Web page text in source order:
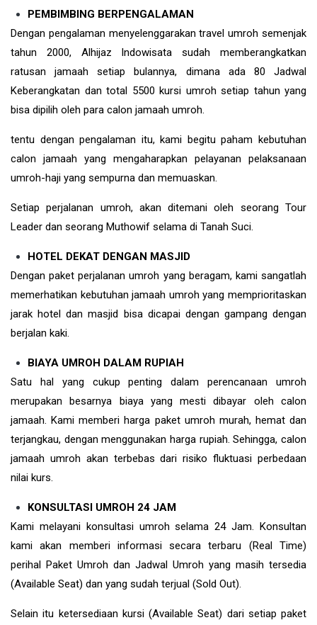
PEMBIMBING BERPENGALAMAN
Dengan pengalaman menyelenggarakan travel umroh semenjak
tahun 2000, Alhijaz Indowisata sudah memberangkatkan
ratusan jamaah setiap bulannya, dimana ada 80 Jadwal
Keberangkatan dan total 5500 kursi umroh setiap tahun yang
bisa dipilih oleh para calon jamaah umroh.
tentu dengan pengalaman itu, kami begitu paham kebutuhan
calon jamaah yang mengaharapkan pelayanan pelaksanaan
umroh-haji yang sempurna dan memuaskan.
Setiap perjalanan umroh, akan ditemani oleh seorang Tour
Leader dan seorang Muthowif selama di Tanah Suci.
HOTEL DEKAT DENGAN MASJID
Dengan paket perjalanan umroh yang beragam, kami sangatlah
memerhatikan kebutuhan jamaah umroh yang memprioritaskan
jarak hotel dan masjid bisa dicapai dengan gampang dengan
berjalan kaki.
BIAYA UMROH DALAM RUPIAH
Satu hal yang cukup penting dalam perencanaan umroh
merupakan besarnya biaya yang mesti dibayar oleh calon
jamaah. Kami memberi harga paket umroh murah, hemat dan
terjangkau, dengan menggunakan harga rupiah. Sehingga, calon
jamaah umroh akan terbebas dari risiko fluktuasi perbedaan
nilai kurs.
KONSULTASI UMROH 24 JAM
Kami melayani konsultasi umroh selama 24 Jam. Konsultan
kami akan memberi informasi secara terbaru (Real Time)
perihal Paket Umroh dan Jadwal Umroh yang masih tersedia
(Available Seat) dan yang sudah terjual (Sold Out).
Selain itu ketersediaan kursi (Available Seat) dari setiap paket